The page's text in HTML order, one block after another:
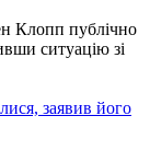
Клопп публічно
ситуацію зі